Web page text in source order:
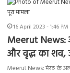
16 April 2023 - 1:46 PM
Meerut News:
और वृद्ध का शव,
Meerut News: मेरठ के